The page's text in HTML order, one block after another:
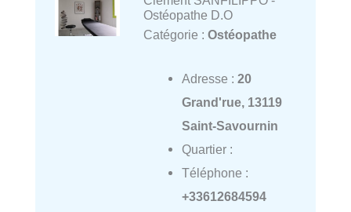
Ostéopathe D.O
Catégorie : Ostéopathe
Adresse : 20
Grand'rue, 13119
Saint-Savournin
Quartier :
Téléphone :
+33612684594